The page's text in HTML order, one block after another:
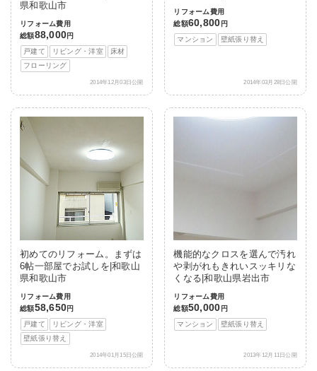
県和歌山市
リフォーム費用
総額88,000円
戸建て
リビング・洋室
床材
フローリング
2014年12月03日公開
リフォーム費用
総額60,800 円
マンション
壁紙張り替え
2014年03月28日公開
初めてのリフォーム。まずは
6帖一部屋でお試しを|和歌山
県和歌山市
リフォーム費用
総額58,650円
戸建て
リビング・洋室
壁紙張り替え
2014年01月15日公開
機能的なクロスを選んで汚れ
や剥がれもきれいスッキリな
くなる|和歌山県岩出市
リフォーム費用
総額50,000 円
マンション
壁紙張り替え
2013年12月11日公開